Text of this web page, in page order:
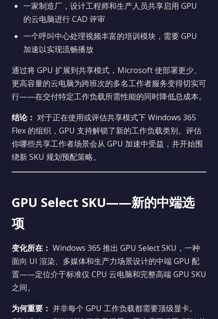
一家制造厂，设计工程师和生产人员共享启用 GPU
的云电脑进行 CAD 评审
一个呼叫中心处理视频丰富的培训模块，需要 GPU
加速以实现流畅播放
通过将 GPU 扩展到共享模式，Microsoft 使部署更少、
更高容量的云电脑为跨班次的多名工作者服务变得切实可
行——在交付特定工作负载所需性能的同时降低总成本。
结论： 对于正在使用或评估共享模式下 Windows 365
Flex 的组织，GPU 支持解锁了新的工作负载类别。评估
你哪些共享工作者场景会从 GPU 加速中受益，并开始围
绕新 SKU 规划预配策略。
GPU Select SKU——新的中端选
项
变化所在： Windows 365 推出 GPU Select SKU，一种
面向 UI 渲染、多媒体和生产力场景设计的中端 GPU 配
置——定位介于标准仅 CPU 云电脑和完整高端 GPU SKU
之间。
为何重要： 并非每个 GPU 工作负载都需要顶级显卡。